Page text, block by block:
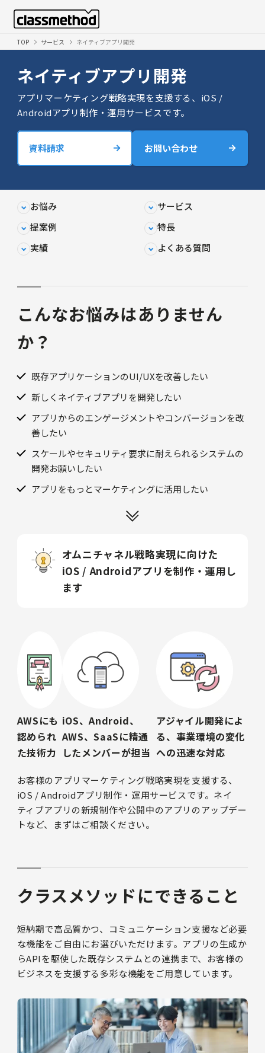
TOP サービス ネイティブアプリ開発
ネイティブアプリ開発
アプリマーケティング戦略実現を支援する、iOS /
Androidアプリ制作・運用サービスです。
資料請求 お問い合わせ
お悩み
サービス
提案例
特長
実績
よくある質問
こんなお悩みはありません
か？
既存アプリケーションのUI/UXを改善したい
新しくネイティブアプリを開発したい
アプリからのエンゲージメントやコンバージョンを改
善したい
スケールやセキュリティ要求に耐えられるシステムの
開発お願いしたい
アプリをもっとマーケティングに活用したい
オムニチャネル戦略実現に向けた
iOS / Androidアプリを制作・運用し
ます
AWSにも
認められ
た技術力
iOS、Android、
AWS、SaaSに精通
したメンバーが担当
アジャイル開発によ
る、事業環境の変化
への迅速な対応
お客様のアプリマーケティング戦略実現を支援する、
iOS / Androidアプリ制作・運用サービスです。ネイ
ティブアプリの新規制作や公開中のアプリのアップデー
トなど、まずはご相談ください。
クラスメソッドにできること
短納期で高品質かつ、コミュニケーション支援など必要
な機能をご自由にお選びいただけます。アプリの生成か
らAPIを駆使した既存システムとの連携まで、お客様の
ビジネスを支援する多彩な機能をご用意しています。